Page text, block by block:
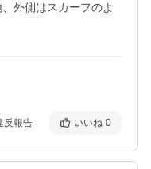
外側はスカーフのよ
反報告 いいね 0